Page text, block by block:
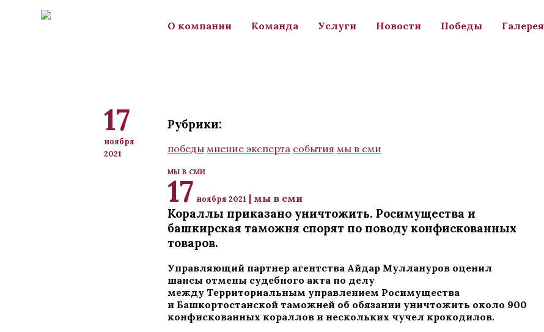
О компании
Команда Услуги Новости Победы Галерея
17
ноября
2021
Рубрики:
победы мнение эксперта события мы в сми
мы в сми
17 ноября 2021 | мы в сми
Кораллы приказано уничтожить. Росимущества и
башкирская таможня спорят по поводу конфискованных
товаров.
Управляющий партнер агентства Айдар Муллануров оценил
шансы отмены судебного акта по делу
между Территориальным управлением Росимущества
и Башкортостанской таможней об обязании уничтожить около 900
конфискованных кораллов и нескольких чучел крокодилов.